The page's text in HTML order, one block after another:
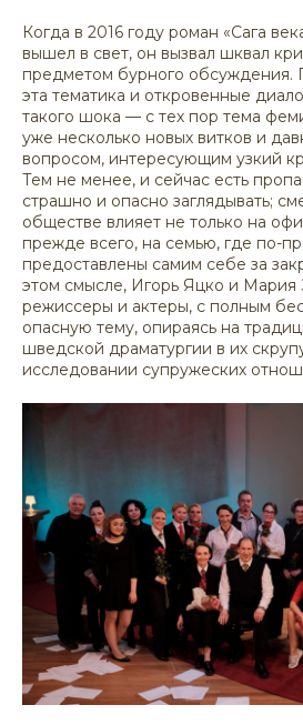
Когда в 2016 году роман «Сага
вышел в свет, он вызвал шквал
предметом бурного обсуждения.
эта тематика и откровенные
такого шока — с тех пор тема
уже несколько новых витков и
вопросом, интересующим узкий
Тем не менее, и сейчас есть
страшно и опасно заглядывать;
обществе влияет не только на
прежде всего, на семью, где по-
предоставлены самим себе за
этом смысле, Игорь Яцко и Мария
режиссеры и актеры, с полным
опасную тему, опираясь на
шведской драматургии в их
исследовании супружеских